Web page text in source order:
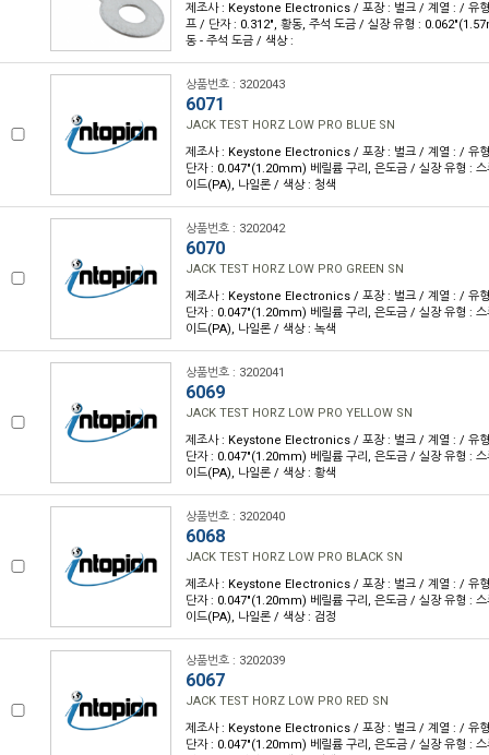
제조사 : Keystone Electronics / 포장 : 벌크 / 계열 : / 유형
프 / 단자 : 0.312", 황동, 주석 도금 / 실장 유형 :
동 - 주석 도금 / 색상 :
상품번호 : 3202043
6071
JACK TEST HORZ LOW PRO BLUE SN
제조사 : Keystone Electronics / 포장 : 벌크 / 계열 : / 유
단자 : 0.047"(1.20mm) 베릴륨 구리, 은도금 / 실장 유형 :
이드(PA), 나일론 / 색상 : 청색
상품번호 : 3202042
6070
JACK TEST HORZ LOW PRO GREEN SN
제조사 : Keystone Electronics / 포장 : 벌크 / 계열 : / 유
단자 : 0.047"(1.20mm) 베릴륨 구리, 은도금 / 실장 유형 :
이드(PA), 나일론 / 색상 : 녹색
상품번호 : 3202041
6069
JACK TEST HORZ LOW PRO YELLOW SN
제조사 : Keystone Electronics / 포장 : 벌크 / 계열 : / 유
단자 : 0.047"(1.20mm) 베릴륨 구리, 은도금 / 실장 유형 :
이드(PA), 나일론 / 색상 : 황색
상품번호 : 3202040
6068
JACK TEST HORZ LOW PRO BLACK SN
제조사 : Keystone Electronics / 포장 : 벌크 / 계열 : / 유
단자 : 0.047"(1.20mm) 베릴륨 구리, 은도금 / 실장 유형 :
이드(PA), 나일론 / 색상 : 검정
상품번호 : 3202039
6067
JACK TEST HORZ LOW PRO RED SN
제조사 : Keystone Electronics / 포장 : 벌크 / 계열 : / 유
단자 : 0.047"(1.20mm) 베릴륨 구리, 은도금 / 실장 유형 :